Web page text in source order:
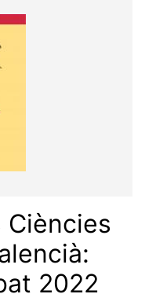
Ciències
2022